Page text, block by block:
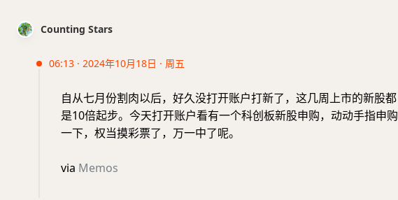
Counting Stars
06:13 · 2024年10月18日 · 周五
自从七月份割肉以后，好久没打开账户打新了，这几周上市的新股都
是10倍起步。今天打开账户看有一个科创板新股申购，动动手指申购
一下，权当摸彩票了，万一中了呢。
via Memos